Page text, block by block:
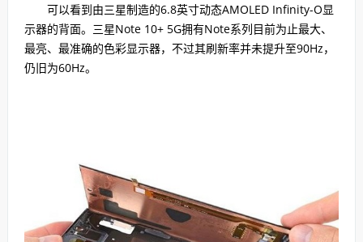
可以看到由三星制造的6.8英寸动态AMOLED Infinity-O显
示器的背面。三星Note 10+ 5G拥有Note系列目前为止最大、
最亮、最准确的色彩显示器，不过其刷新率并未提升至90Hz，
仍旧为60Hz。